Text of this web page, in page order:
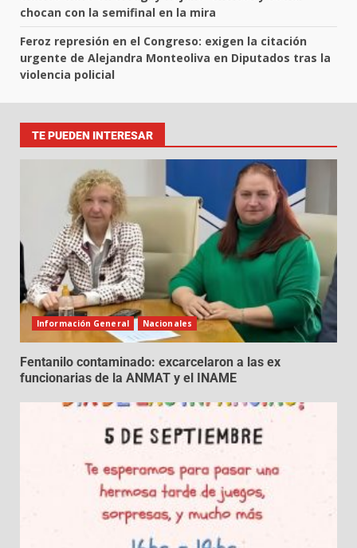
chocan con la semifinal en la mira
Feroz represión en el Congreso: exigen la citación
urgente de Alejandra Monteoliva en Diputados tras la
violencia policial
TE PUEDEN INTERESAR
Información General Nacionales
Fentanilo contaminado: excarcelaron a las ex
funcionarias de la ANMAT y el INAME